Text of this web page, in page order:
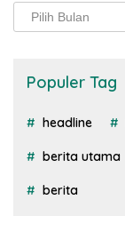
Arsip
Populer Tag
headline
berita utama
berita